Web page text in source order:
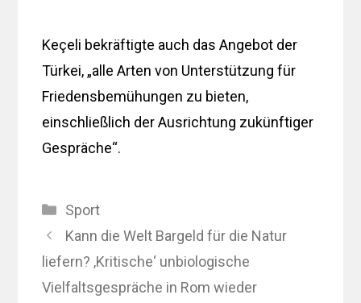
Keçeli bekräftigte auch das Angebot der
Türkei, „alle Arten von Unterstützung für
Friedensbemühungen zu bieten,
einschließlich der Ausrichtung zukünftiger
Gespräche“.
Kategorien
Sport
Kann die Welt Bargeld für die Natur
liefern? ‚Kritische‘ unbiologische
Vielfaltsgespräche in Rom wieder